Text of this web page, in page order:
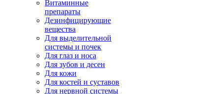
Витаминные
препараты
Дезинфицирующие
вещества
Для выделительной
системы и почек
Для глаз и носа
Для зубов и десен
Для кожи
Для костей и суставов
Для нервной системы